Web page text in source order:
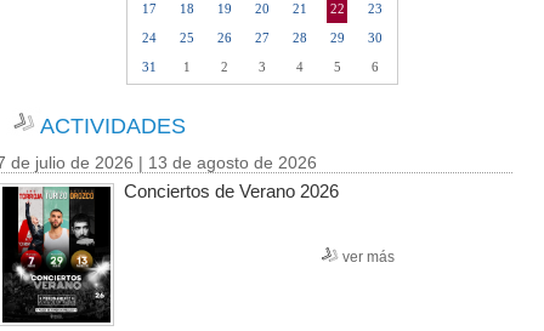
17
18 19 20 21 22
23
24
25 26 27 28 29
30
31
1 2 3 4 5 6
ACTIVIDADES
de julio de 2026 | 13 de agosto de 2026
Conciertos de Verano 2026
ver más